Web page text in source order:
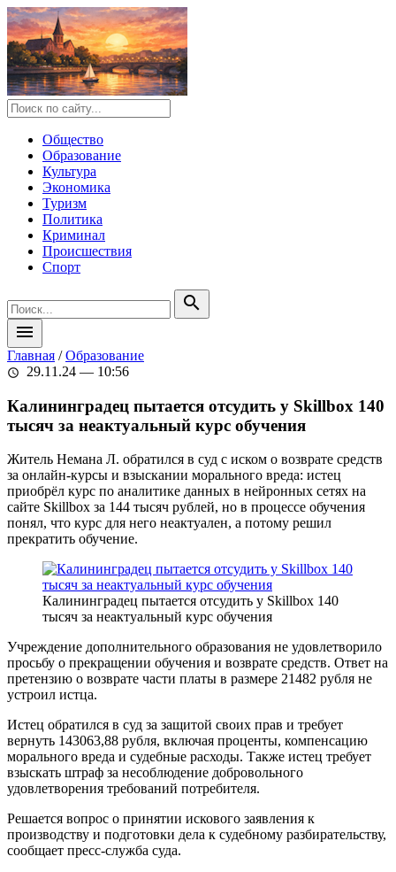
Общество
Образование
Культура
Экономика
Туризм
Политика
Криминал
Происшествия
Спорт
search
menu
Главная /Образование
schedule 29.11.24 — 10:56
Калининградец пытается отсудить у Skillbox 140
тысяч за неактуальный курс обучения
Житель Немана Л. обратился в суд с иском о возврате средств
за онлайн-курсы и взыскании морального вреда: истец
приобрёл курс по аналитике данных в нейронных сетях на
сайте Skillbox за 144 тысяч рублей, но в процессе обучения
понял, что курс для него неактуален, а потому решил
прекратить обучение.
Калининградец пытается отсудить у Skillbox 140
тысяч за неактуальный курс обучения
Учреждение дополнительного образования не удовлетворило
просьбу о прекращении обучения и возврате средств. Ответ на
претензию о возврате части платы в размере 21482 рубля не
устроил истца.
Истец обратился в суд за защитой своих прав и требует
вернуть 143063,88 рубля, включая проценты, компенсацию
морального вреда и судебные расходы. Также истец требует
взыскать штраф за несоблюдение добровольного
удовлетворения требований потребителя.
Решается вопрос о принятии искового заявления к
производству и подготовки дела к судебному разбирательству,
сообщает пресс-служба суда.